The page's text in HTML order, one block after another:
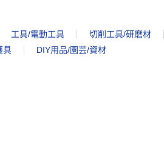
工具/電動工具 切削工具/研磨材
具 DIY用品/園芸/資材